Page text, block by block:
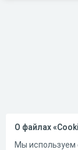
О файлах
Мы используем